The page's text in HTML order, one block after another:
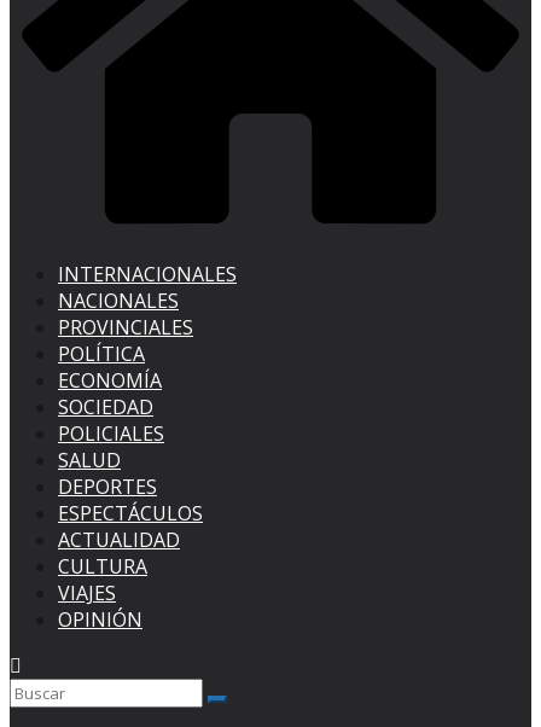
INTERNACIONALES
NACIONALES
PROVINCIALES
POLÍTICA
ECONOMÍA
SOCIEDAD
POLICIALES
SALUD
DEPORTES
ESPECTÁCULOS
ACTUALIDAD
CULTURA
VIAJES
OPINIÓN